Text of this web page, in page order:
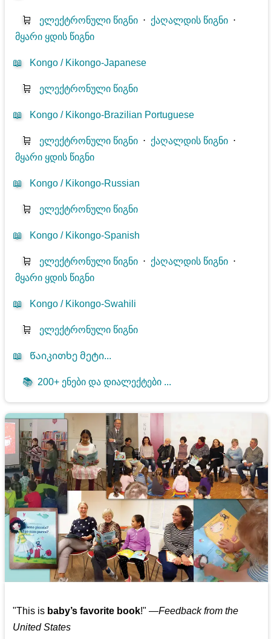
🛒 ელექტრონული წიგნი ⋅ ქაღალდის წიგნი ⋅
მყარი ყდის წიგნი
📖 Kongo / Kikongo-Japanese
🛒 ელექტრონული წიგნი
📖 Kongo / Kikongo-Brazilian Portuguese
🛒 ელექტრონული წიგნი ⋅ ქაღალდის წიგნი ⋅
მყარი ყდის წიგნი
📖 Kongo / Kikongo-Russian
🛒 ელექტრონული წიგნი
📖 Kongo / Kikongo-Spanish
🛒 ელექტრონული წიგნი ⋅ ქაღალდის წიგნი ⋅
მყარი ყდის წიგნი
📖 Kongo / Kikongo-Swahili
🛒 ელექტრონული წიგნი
📖 Წაიკითხე მეტი...
📚 200+ ენები და დიალექტები ...
"This is baby’s favorite book!" —Feedback from the
United States